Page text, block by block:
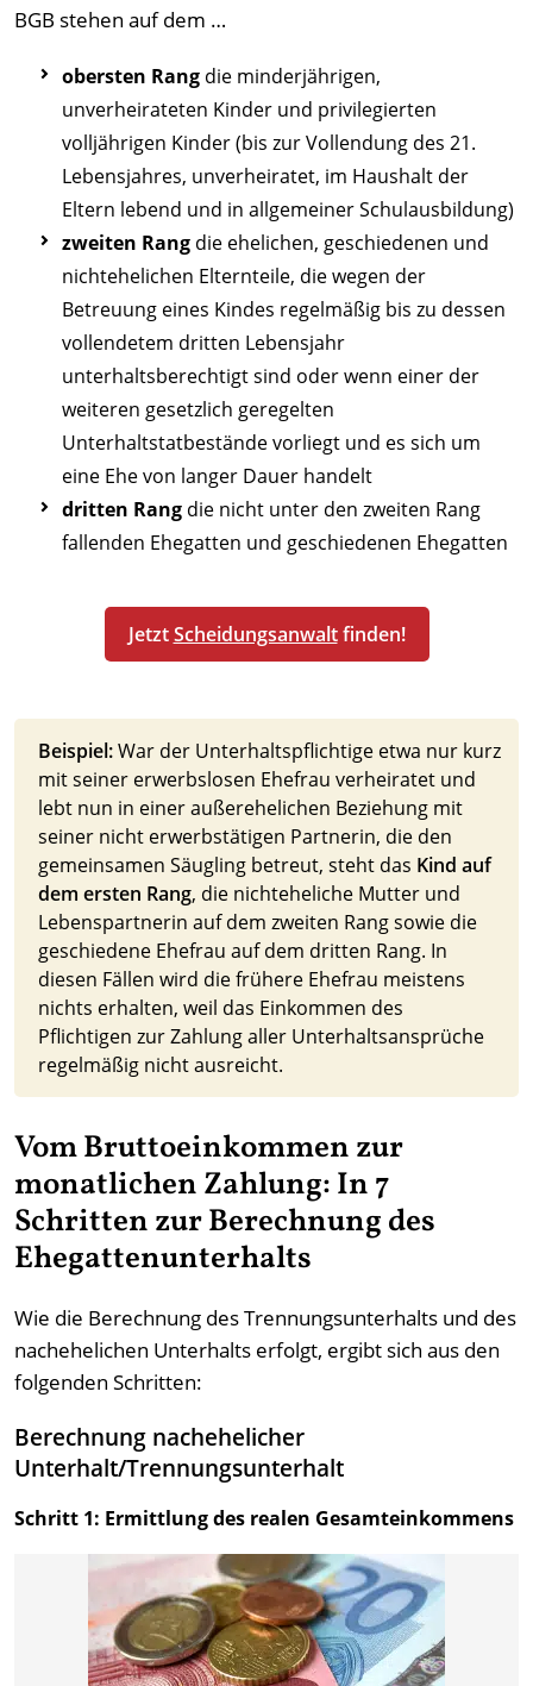
BGB stehen auf dem …
obersten Rang die minderjährigen,
unverheirateten Kinder und privilegierten
volljährigen Kinder (bis zur Vollendung des 21.
Lebensjahres, unverheiratet, im Haushalt der
Eltern lebend und in allgemeiner Schulausbildung)
zweiten Rang die ehelichen, geschiedenen und
nichtehelichen Elternteile, die wegen der
Betreuung eines Kindes regelmäßig bis zu dessen
vollendetem dritten Lebensjahr
unterhaltsberechtigt sind oder wenn einer der
weiteren gesetzlich geregelten
Unterhaltstatbestände vorliegt und es sich um
eine Ehe von langer Dauer handelt
dritten Rang die nicht unter den zweiten Rang
fallenden Ehegatten und geschiedenen Ehegatten
JetztScheidungsanwaltfinden!
Beispiel:War der Unterhaltspflichtige etwa nur kurz
mit seiner erwerbslosen Ehefrau verheiratet und
lebt nun in einer außerehelichen Beziehung mit
seiner nicht erwerbstätigen Partnerin, die den
gemeinsamen Säugling betreut, steht das Kind auf
dem ersten Rang, die nichteheliche Mutter und
Lebenspartnerin auf dem zweiten Rang sowie die
geschiedene Ehefrau auf dem dritten Rang. In
diesen Fällen wird die frühere Ehefrau meistens
nichts erhalten, weil das Einkommen des
Pflichtigen zur Zahlung aller Unterhaltsansprüche
regelmäßig nicht ausreicht.
Vom Bruttoeinkommen zur
monatlichen Zahlung: In 7
Schritten zur Berechnung des
Ehegattenunterhalts
Wie die Berechnung des Trennungsunterhalts und des
nachehelichen Unterhalts erfolgt, ergibt sich aus den
folgenden Schritten:
Berechnung nachehelicher
Unterhalt/Trennungsunterhalt
Schritt 1: Ermittlung des realen Gesamteinkommens